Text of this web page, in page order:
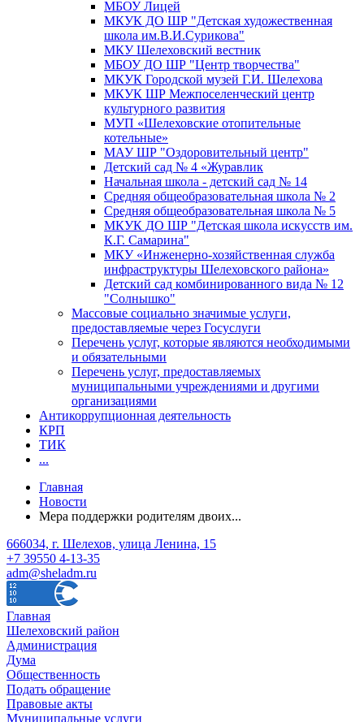
МБОУ Лицей
МКУК ДО ШР "Детская художественная
школа им.В.И.Сурикова"
МКУ Шелеховский вестник
МБОУ ДО ШР "Центр творчества"
МКУК Городской музей Г.И. Шелехова
МКУК ШР Межпоселенческий центр
культурного развития
МУП «Шелеховские отопительные
котельные»
МАУ ШР "Оздоровительный центр"
Детский сад № 4 «Журавлик
Начальная школа - детский сад № 14
Средняя общеобразовательная школа № 2
Средняя общеобразовательная школа № 5
МКУК ДО ШР "Детская школа искусств им.
К.Г. Самарина"
МКУ «Инженерно-хозяйственная служба
инфраструктуры Шелеховского района»
Детский сад комбинированного вида № 12
"Солнышко"
Массовые социально значимые услуги,
предоставляемые через Госуслуги
Перечень услуг, которые являются необходимыми
и обязательными
Перечень услуг, предоставляемых
муниципальными учреждениями и другими
организациями
Антикоррупционная деятельность
КРП
ТИК
...
Главная
Новости
Мера поддержки родителям двоих...
666034, г. Шелехов, улица Ленина, 15
+7 39550 4-13-35
adm@sheladm.ru
Главная
Шелеховский район
Администрация
Дума
Общественность
Подать обращение
Правовые акты
Муниципальные услуги